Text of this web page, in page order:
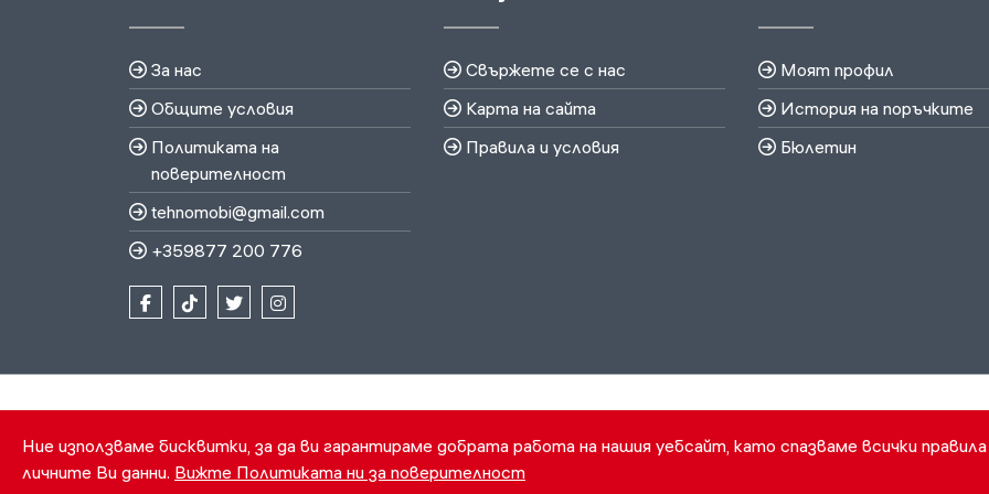
Ние използваме бисквитки, за да ви гарантираме добрата работа на нашия уебсайт, като спазваме всички
личните Ви данни. Вижте Политиката ни за поверителност
За нас
Общите условия
Политиката на
поверителност
tehnomobi@gmail.com
+359877 200 776
Свържете се с нас
Карта на сайта
Правила и условия
Моят профил
История на поръчките
Бюлетин